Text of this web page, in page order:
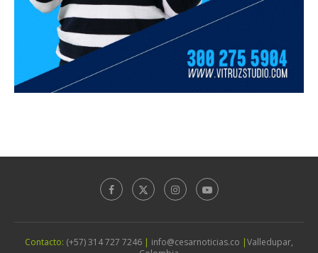
Contacto: (+57) 314 727 7246 | info@cesarnoticias.co |Valledupar,